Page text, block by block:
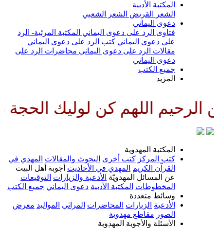
المكتبة الأدبية
الشعر القريض الشعر الشعبي
دعوى اليماني
فتاوى الرد على دعوى اليماني المكتبة المرئية- الرد
على دعوى اليماني كتب الرد على دعوى اليماني
مقالات الرد على دعوى اليماني محاضرات الرد على
دعوى اليماني
جميع الكتب
المزيد
اللهم كن لوليك الحجة
المكتبة المهدوية
كتب المركز كتب أخرى البحوث والمقالات المهدي في
القرآن الكريم
المهدي في الأحاديث أجوبة أهل البيت
عن المسائل المهدويّة الأدعية والزيارات التوقيعات
المخطوطات المكتبة الأدبية دعوى اليماني جميع الكتب
وسائط متعددة
الأدعية الزيارات المحاضرات المراثي المواليد معرض
الصور مقاطع مهدوية
الأسئلة والأجوبة المهدوية